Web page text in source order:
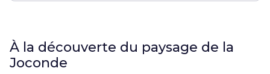
À la découverte du paysage de la
Joconde